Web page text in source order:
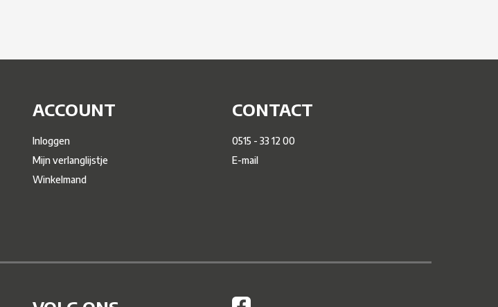
ACCOUNT
Inloggen
Mijn verlanglijstje
Winkelmand
CONTACT
0515 - 33 12 00
E-mail